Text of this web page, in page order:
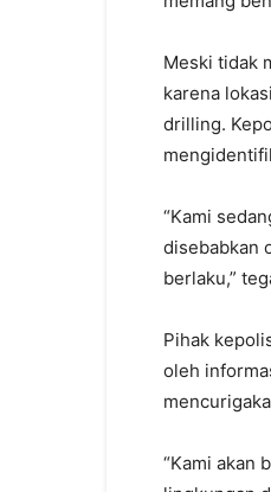
Meski tidak
karena
drilling.
“Kami
disebabkan
berlaku,”
Pihak
oleh
“Kami akan